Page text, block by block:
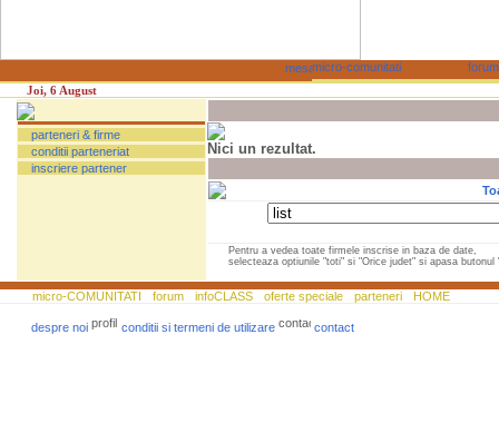
Joi, 6 August
parteneri & firme
conditii parteneriat
inscriere partener
Nici un rezultat.
Pentru a vedea toate firmele inscrise in baza de date,
selecteaza optiunile "toti" si "Orice judet" si apasa butonul
micro-COMUNITATI forum infoCLASS oferte speciale parteneri HOME
despre noi conditii si termeni de utilizare contact